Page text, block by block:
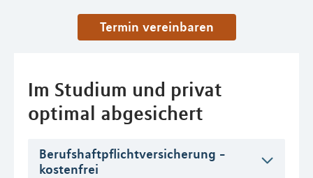
Termin vereinbaren
Im Studium und privat
optimal abgesichert
Berufshaftpflichtversicherung -
kostenfrei